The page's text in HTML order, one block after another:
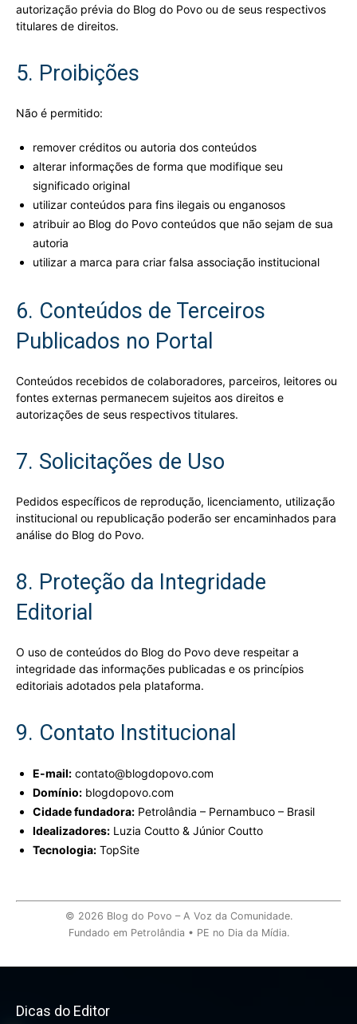
autorização prévia do Blog do Povo ou de seus respectivos
titulares de direitos.
5. Proibições
Não é permitido:
remover créditos ou autoria dos conteúdos
alterar informações de forma que modifique seu
significado original
utilizar conteúdos para fins ilegais ou enganosos
atribuir ao Blog do Povo conteúdos que não sejam de sua
autoria
utilizar a marca para criar falsa associação institucional
6. Conteúdos de Terceiros
Publicados no Portal
Conteúdos recebidos de colaboradores, parceiros, leitores ou
fontes externas permanecem sujeitos aos direitos e
autorizações de seus respectivos titulares.
7. Solicitações de Uso
Pedidos específicos de reprodução, licenciamento, utilização
institucional ou republicação poderão ser encaminhados para
análise do Blog do Povo.
8. Proteção da Integridade
Editorial
O uso de conteúdos do Blog do Povo deve respeitar a
integridade das informações publicadas e os princípios
editoriais adotados pela plataforma.
9. Contato Institucional
E-mail: contato@blogdopovo.com
Domínio: blogdopovo.com
Cidade fundadora: Petrolândia – Pernambuco – Brasil
Idealizadores: Luzia Coutto & Júnior Coutto
Tecnologia: TopSite
© 2026 Blog do Povo – A Voz da Comunidade.
Fundado em Petrolândia • PE no Dia da Mídia.
Dicas do Editor